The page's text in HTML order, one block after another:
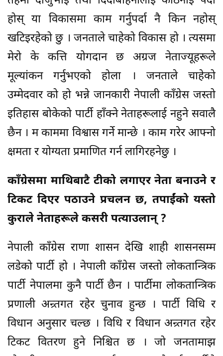
होस् या विकासमा काम गर्नुपर्दा नै किन नहोस्
खटिइरहेको छु । जनताले चाहेको विकास हो । त्यसमा
मेरो के कत्ति योगदान छ अग्रज नेताज्यूहरूले
मूल्यांकन गर्नुभएको होला । जनताले चाहेको
उम्मेदवार को हो भन्ने जानकारी नेपाली काँग्रेस जस्तो
इतिहास बोकेको पार्टी हाँक्ने नेताहरूलाई नहुने सवालै
छैन । म काममा विश्वास गर्ने मान्छे । काम गरेर आफ्नो
क्षमता र योग्यता प्रमाणित गर्न लागिरहनेछु ।
काँग्रेसमा माथिबाटै टीको लगाएर नेता बनाउने र
टिकट दिएर पठाउने प्रचलन छ, तपाईंको यस्तो
कुराले नेताहरूले कसरी पत्याउलान् ?
नेपाली काँग्रेस राणा शासन देखि शाही शासनसम्म
लडेको पार्टी हो । नेपाली काँग्रेस जस्तो लोकतान्त्रिक
पार्टी नेपालमा कुनै पार्टी छैन । पार्टीमा लोकतान्त्रिक
प्रणाली अन्र्तगत रहेर चुनाव हुन्छ । पार्टी विधि र
विधान अनुसार चल्छ । विधि र विधान अन्र्तगत रहेर
टिकट वितरण हुने निश्चित छ । जो जनतामाझ